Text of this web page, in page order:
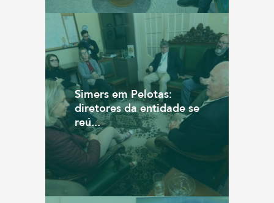
Simers em Pelotas:
diretores da entidade se
reú...